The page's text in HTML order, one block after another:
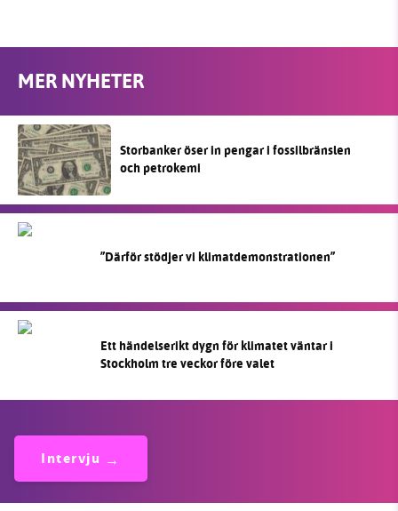
MER NYHETER
Storbanker öser in pengar i fossilbränslen
och petrokemi
”Därför stödjer vi klimatdemonstrationen”
Ett händelserikt dygn för klimatet väntar i
Stockholm tre veckor före valet
Intervju